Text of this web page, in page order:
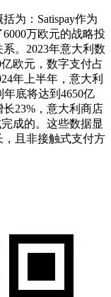
为：Satispay作为
万欧元的战略投
。2023年意大利数
欧元，数字支付占
年上半年，意大利
底将达到4650亿
23%，意大利商店
成的。这些数据显
且非接触式支付方